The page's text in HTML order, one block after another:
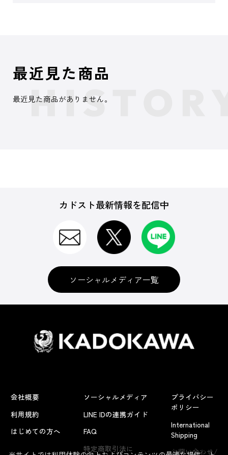
よくあるお問い合わせ
最近見た商品
最近見た商品がありません。
カドスト最新情報を配信中
ソーシャルメディア一覧
会社概要
利用規約
はじめての方へ
ソーシャルメディア
LINE IDの連携ガイド
FAQ
特定商取引法に
プライバシー
ポリシー
International
Shipping
お問い合わせ/